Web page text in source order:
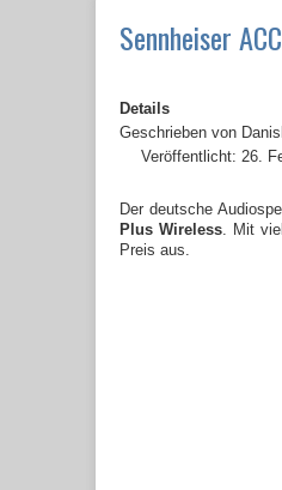
Sennheiser
Details
Geschrieben von
Veröffentlicht: 26.
Der deutsche
Plus Wireless. Mit
Preis aus.